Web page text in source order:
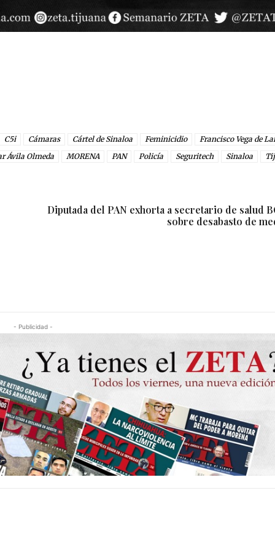
C5i Cámaras Cártel de Sinaloa Feminicidio
Francisco Vega de
Ávila Olmeda
MORENA PAN Policía Seguritech Sinaloa
Diputada del PAN exhorta a secretario de salud
sobre desabasto de
- Publicidad -